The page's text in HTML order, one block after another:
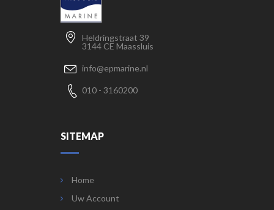
Heldringstraat 39
3144 CE Maassluis
info@epmarine.nl
010 - 3160200
SITEMAP
Home
Uw Account